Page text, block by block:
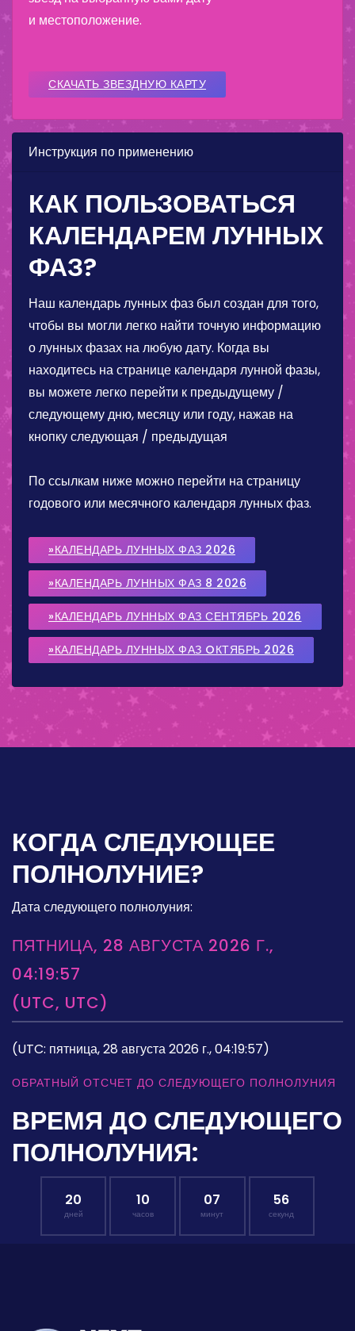
и местоположение.
СКАЧАТЬ ЗВЕЗДНУЮ КАРТУ
Инструкция по применению
КАК ПОЛЬЗОВАТЬСЯ
КАЛЕНДАРЕМ ЛУННЫХ
ФАЗ?
Наш календарь лунных фаз был создан для того,
чтобы вы могли легко найти точную информацию
о лунных фазах на любую дату. Когда вы
находитесь на странице календаря лунной фазы,
вы можете легко перейти к предыдущему /
следующему дню, месяцу или году, нажав на
кнопку следующая / предыдущая
По ссылкам ниже можно перейти на страницу
годового или месячного календаря лунных фаз.
»КАЛЕНДАРЬ ЛУННЫХ ФАЗ 2026
»КАЛЕНДАРЬ ЛУННЫХ ФАЗ 8 2026
»КАЛЕНДАРЬ ЛУННЫХ ФАЗ СЕНТЯБРЬ 2026
»КАЛЕНДАРЬ ЛУННЫХ ФАЗ OКТЯБРЬ 2026
КОГДА СЛЕДУЮЩЕЕ
ПОЛНОЛУНИЕ?
Дата следующего полнолуния:
ПЯТНИЦА, 28 АВГУСТА 2026 Г.,
04:19:57
(UTC, UTC)
(UTC: пятница, 28 августа 2026 г., 04:19:57)
ОБРАТНЫЙ ОТСЧЕТ ДО СЛЕДУЮЩЕГО ПОЛНОЛУНИЯ
ВРЕМЯ ДО СЛЕДУЮЩЕГО
ПОЛНОЛУНИЯ:
20
дней
10
часов
07
минут
55
секунд